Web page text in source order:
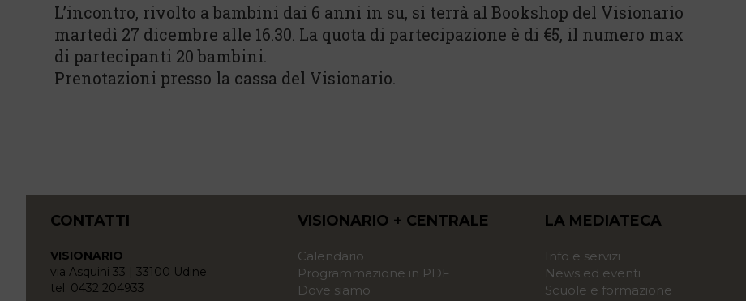
L’incontro, rivolto a bambini dai 6 anni in su, si terrà al Bookshop del Visionario
martedì 27 dicembre alle 16.30. La quota di partecipazione è di €5, il numero max
di partecipanti 20 bambini.
Prenotazioni presso la cassa del Visionario.
CONTATTI
VISIONARIO
via Asquini 33 | 33100 Udine
tel. 0432 204933
VISIONARIO + CENTRALE
Calendario
Programmazione in PDF
Dove siamo
LA MEDIATECA
Info e servizi
News ed eventi
Scuole e formazione